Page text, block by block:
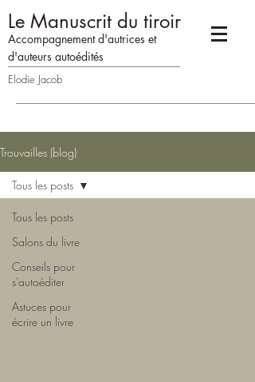
Le Manuscrit du tiroir
Accompagnement d'autrices et
d'auteurs autoédités
Elodie Jacob
Trouvailles (blog)
Tous les posts
Salons du livre
Conseils pour
s'autoéditer
Astuces pour
écrire un livre
Tous les posts